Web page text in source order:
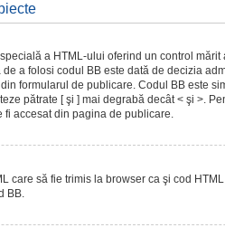
a HTML-ului oferind un control
a folosi codul BB este dată de decizia
formularul de publicare. Codul BB este
pătrate [ şi ] mai degrabă decât < şi >.
fi accesat din pagina de publicare.
care să fie trimis la browser ca şi cod
BB.